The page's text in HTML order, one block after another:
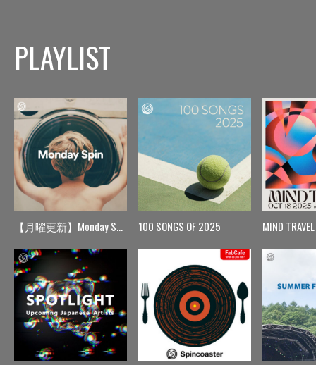
PLAYLIST
【月曜更新】Monday Spin 100 SONGS OF 2025 MIND TRAVEL